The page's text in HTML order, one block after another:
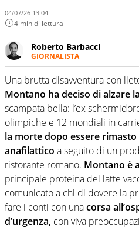
04/07/26 13:04
4 min di lettura
Roberto Barbacci
GIORNALISTA
Giornalista (pubblicista)
tuttologo di Virgilio Sport.
scherma, di volley o di
Una brutta disavventura con
Montano ha deciso di alzare
scampata bella: l’ex
olimpiche e 12 mondiali in
la morte dopo essere
anafilattico a seguito di un
ristorante romano. Montano è
principale proteina del latte
comunicato a chi di dovere la
fare i conti con unacorsa
d’urgenza, con viva